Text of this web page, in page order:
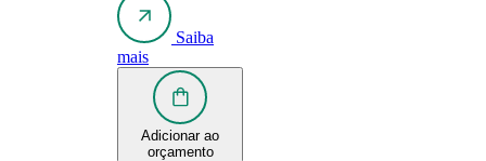
Saiba
mais
Adicionar ao
orçamento